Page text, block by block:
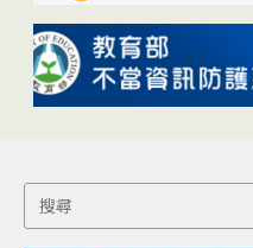
Search
for: